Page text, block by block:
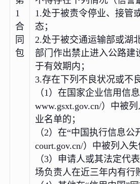
1
合
同
包
1.处于被责令停业、接管
态；
2.处于被交通运输部或湖
部门作出禁止进入公路建
于有效期内；
3.存在下列不良状况或不
（1）在国家企业信用信
www.gsxt.gov.cn/）中被
业名单的；
（2）在“中国执行信息公
court.gov.cn/）中被列入失
（3）申请人或其法定代
场负责人在近三年内有行